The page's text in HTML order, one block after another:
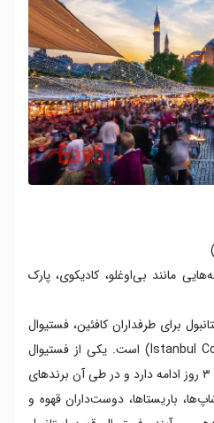
مانند بی‌اوغلو، کادیکوی، پارک
برای طرفداران کافئین، فستیوال
قهوه استانبول (Istanbul Coffee Festival) است. یکی از فستیوال
های متفاوت ترکیه که برای مدت ۳ روز ادامه دارد و در طی آن برندهای
باریستاها، دوست‌داران قهوه و